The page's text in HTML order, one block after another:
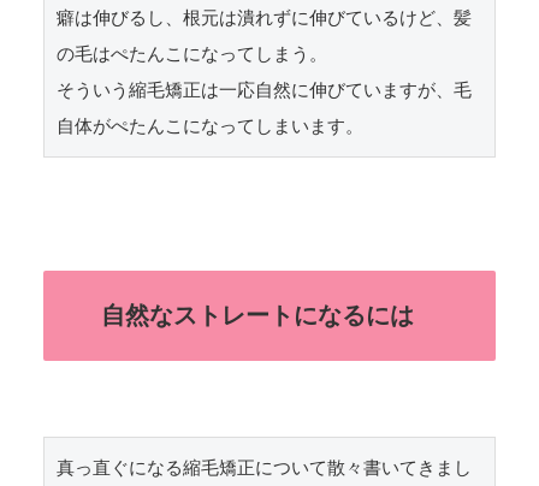
癖は伸びるし、根元は潰れずに伸びているけど、髪
の毛はぺたんこになってしまう。
そういう縮毛矯正は一応自然に伸びていますが、毛
自体がぺたんこになってしまいます。
自然なストレートになるには
真っ直ぐになる縮毛矯正について散々書いてきまし